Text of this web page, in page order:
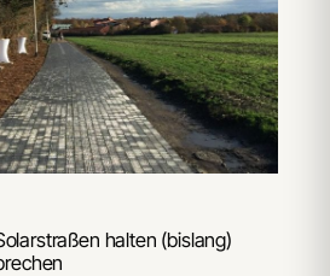
halten (bislang)